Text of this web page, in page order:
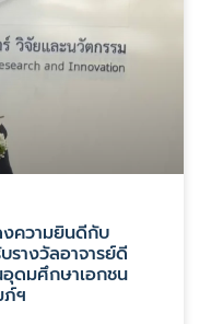
ความยินดีกับ
รางวัลอาจารย์ดี
ดมศึกษาเอกชน
ภ์ฯ